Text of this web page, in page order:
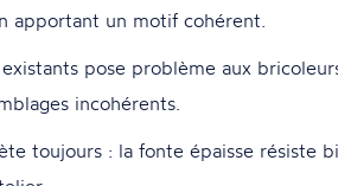
apportant un motif cohérent.
pose problème aux
incohérents.
toujours : la fonte épaisse